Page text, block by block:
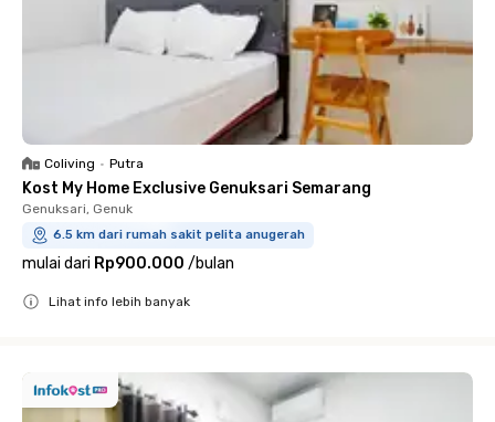
Coliving • Putra
Kost My Home Exclusive Genuksari Semarang
Genuksari, Genuk
6.5 km dari rumah sakit pelita anugerah
mulai dari Rp900.000 /bulan
Lihat info lebih banyak